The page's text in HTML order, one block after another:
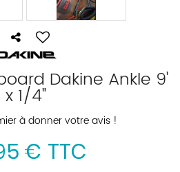
Dakine Ankle 9'
x 1/4"
à donner votre avis !
€ TTC